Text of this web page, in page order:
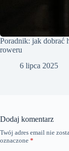
Poradnik: jak dobrać
roweru
6 lipca 2025
Dodaj komentarz
Twój adres email nie
oznaczone *